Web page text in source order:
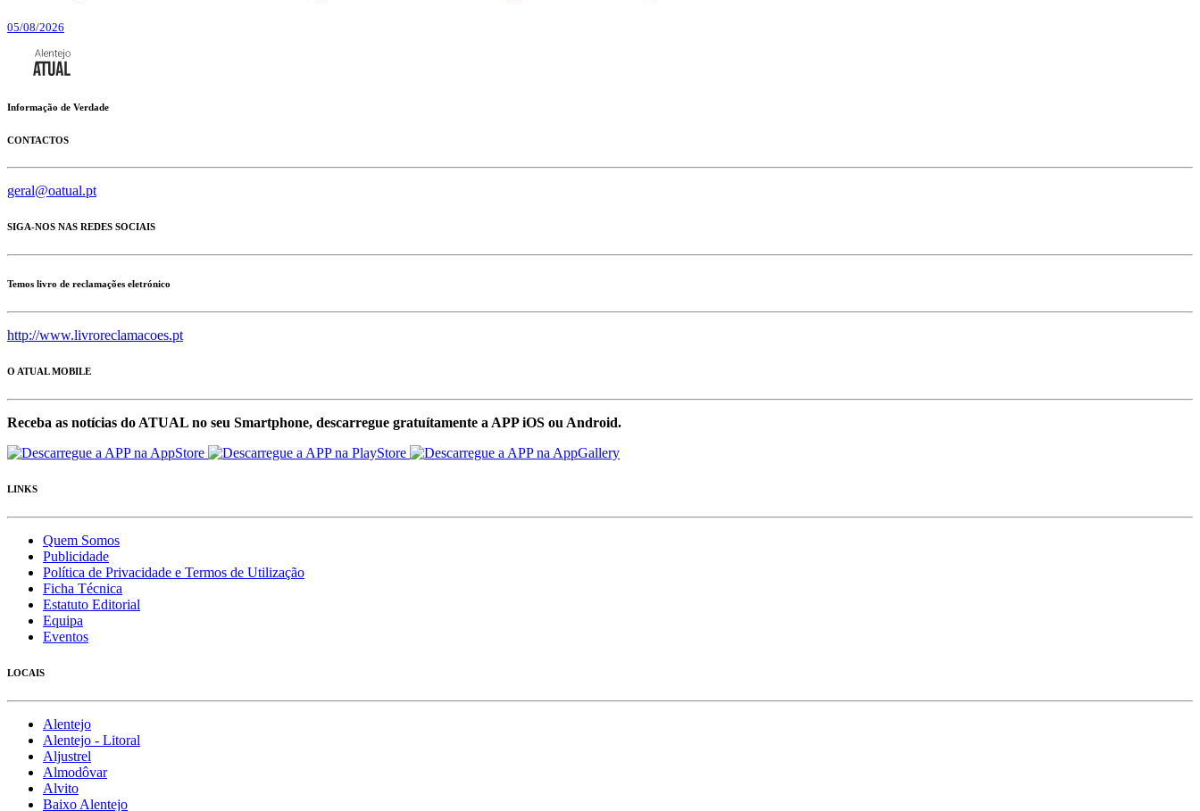
05/08/2026
Informação de Verdade
CONTACTOS
geral@oatual.pt
SIGA-NOS NAS REDES SOCIAIS
Temos livro de reclamações eletrónico
http://www.livroreclamacoes.pt
O ATUAL MOBILE
Receba as notícias do ATUAL no seu Smartphone, descarregue gratuítamente a APP iOS ou Android.
LINKS
Quem Somos
Publicidade
Política de Privacidade e Termos de Utilização
Ficha Técnica
Estatuto Editorial
Equipa
Eventos
LOCAIS
Alentejo
Alentejo - Litoral
Aljustrel
Almodôvar
Alvito
Baixo Alentejo